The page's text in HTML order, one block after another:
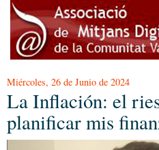
Miércoles, 26 de Junio de 2024
La Inflación: el
planificar mis